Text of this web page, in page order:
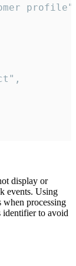
display or
events. Using
processing
identifier to avoid